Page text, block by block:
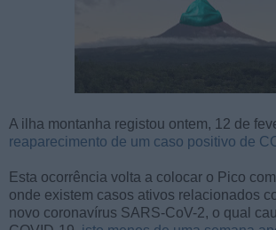
A ilha montanha registou ontem, 12 de
reaparecimento de um caso positivo de
Esta ocorrência volta a colocar o Pico
onde existem casos ativos relacionados
novo coronavírus SARS-CoV-2, o qual